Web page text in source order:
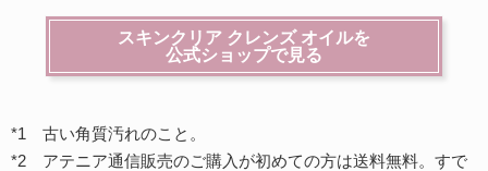
スキンクリア クレンズ オイルを
公式ショップで見る
*1 古い角質汚れのこと。
*2 アテニア通信販売のご購入が初めての方は送料無料。すで